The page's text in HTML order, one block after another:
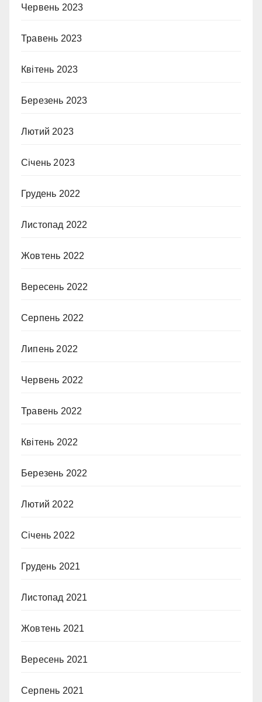
Червень 2023
Травень 2023
Квітень 2023
Березень 2023
Лютий 2023
Січень 2023
Грудень 2022
Листопад 2022
Жовтень 2022
Вересень 2022
Серпень 2022
Липень 2022
Червень 2022
Травень 2022
Квітень 2022
Березень 2022
Лютий 2022
Січень 2022
Грудень 2021
Листопад 2021
Жовтень 2021
Вересень 2021
Серпень 2021